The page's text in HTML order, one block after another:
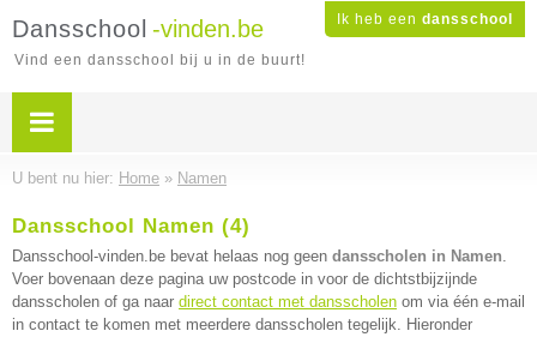
Ik heb een dansschool
Dansschool -vinden.be
Vind een dansschool bij u in de buurt!
U bent nu hier: Home » Namen
Dansschool Namen (4)
Dansschool-vinden.be bevat helaas nog geen dansscholen in Namen.
Voer bovenaan deze pagina uw postcode in voor de dichtstbijzijnde
dansscholen of ga naar direct contact met dansscholen om via één e-mail
in contact te komen met meerdere dansscholen tegelijk. Hieronder